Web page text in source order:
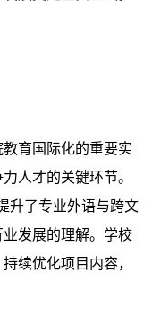
育国际化的重要实
人才的关键环节。
升了专业外语与跨文
发展的理解。 学校
续优化项目内容，